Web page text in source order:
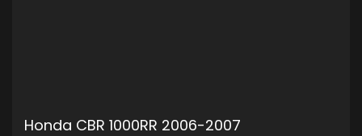
Honda CBR 1000RR 2006-2007